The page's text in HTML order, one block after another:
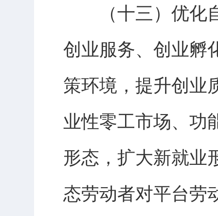
（十三）优化自
创业服务、创业孵
策环境，提升创业
业性零工市场、功
形态，扩大新就业
态劳动者对平台劳